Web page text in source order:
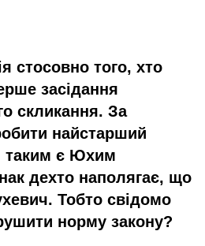
стосовно того, хто
засідання
скликання. За
найстарший
таким є Юхим
дехто наполягає, що
Тобто свідомо
норму закону?